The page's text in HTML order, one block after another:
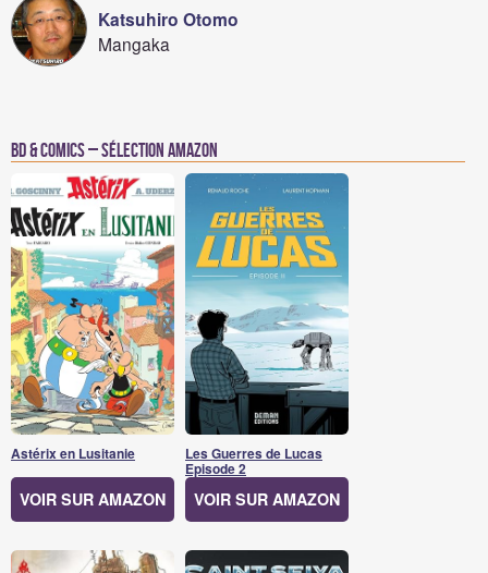
Katsuhiro Otomo
Mangaka
BD & Comics – Sélection Amazon
Astérix en Lusitanie
VOIR SUR AMAZON
Les Guerres de Lucas
Episode 2
VOIR SUR AMAZON